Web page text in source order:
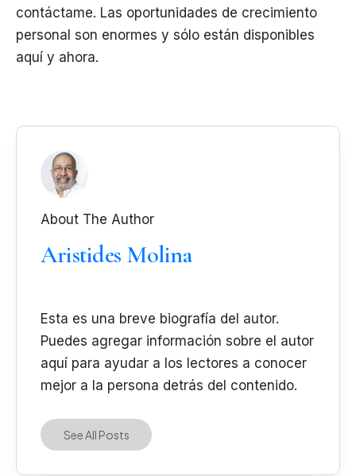
contáctame. Las oportunidades de crecimiento
personal son enormes y sólo están disponibles
aquí y ahora.
About The Author
Aristides Molina
Esta es una breve biografía del autor.
Puedes agregar información sobre el autor
aquí para ayudar a los lectores a conocer
mejor a la persona detrás del contenido.
See All Posts